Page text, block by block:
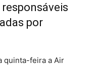
por
quinta-feira a Air